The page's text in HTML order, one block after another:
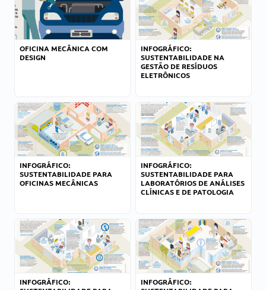
OFICINA MECÂNICA COM
DESIGN
INFOGRÁFICO:
SUSTENTABILIDADE NA
GESTÃO DE RESÍDUOS
ELETRÔNICOS
INFOGRÁFICO:
SUSTENTABILIDADE PARA
OFICINAS MECÂNICAS
INFOGRÁFICO:
SUSTENTABILIDADE PARA
LABORATÓRIOS DE ANÁLISES
CLÍNICAS E DE PATOLOGIA
INFOGRÁFICO:
INFOGRÁFICO: